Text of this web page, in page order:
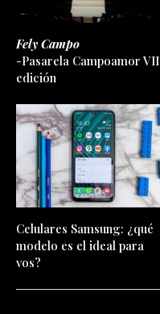
Fely Campo
-Pasarela Campoamor VII
edición
Celulares Samsung: ¿qué
modelo es el ideal para
vos?